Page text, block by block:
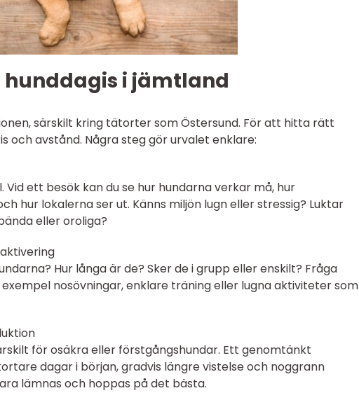
hunddagis i jämtland
särskilt kring tätorter som Östersund. För att hitta rätt
och avstånd. Några steg gör urvalet enklare:
Vid ett besök kan du se hur hundarna verkar må, hur
hur lokalerna ser ut. Känns miljön lugn eller stressig? Luktar
eller oroliga?
Hur långa är de? Sker de i grupp eller enskilt? Fråga
nosövningar, enklare träning eller lugna aktiviteter som
för osäkra eller förstgångshundar. Ett genomtänkt
dagar i början, gradvis längre vistelse och noggrann
lämnas och hoppas på det bästa.